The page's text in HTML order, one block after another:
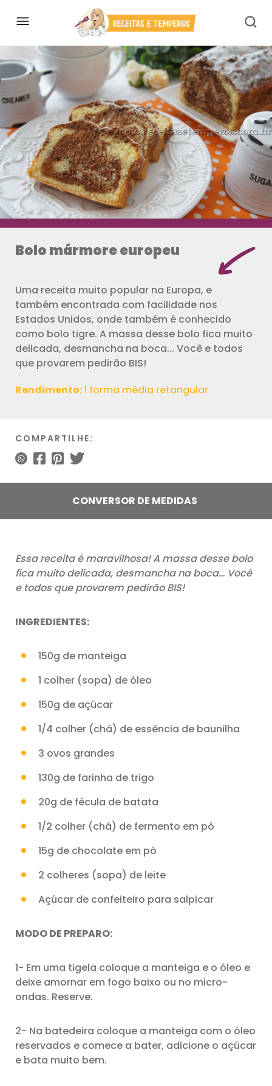
Bolo mármore europeu
Uma receita muito popular na Europa, e
também encontrada com facilidade nos
Estados Unidos, onde também é conhecido
como bolo tigre. A massa desse bolo fica muito
delicada, desmancha na boca... Você e todos
que provarem pedirão BIS!
Rendimento:1 forma média retangular
COMPARTILHE:
CONVERSOR DE MEDIDAS
Essa receita é maravilhosa! A massa desse bolo
fica muito delicada, desmancha na boca… Você
e todos que provarem pedirão BIS!
INGREDIENTES:
150g de manteiga
1 colher (sopa) de óleo
150g de açúcar
1/4 colher (chá) de essência de baunilha
3 ovos grandes
130g de farinha de trigo
20g de fécula de batata
1/2 colher (chá) de fermento em pó
15g de chocolate em pó
2 colheres (sopa) de leite
Açúcar de confeiteiro para salpicar
MODO DE PREPARO:
1- Em uma tigela coloque a manteiga e o óleo e
deixe amornar em fogo baixo ou no micro-
ondas. Reserve.
2- Na batedeira coloque a manteiga com o óleo
reservados e comece a bater, adicione o açúcar
e bata muito bem.